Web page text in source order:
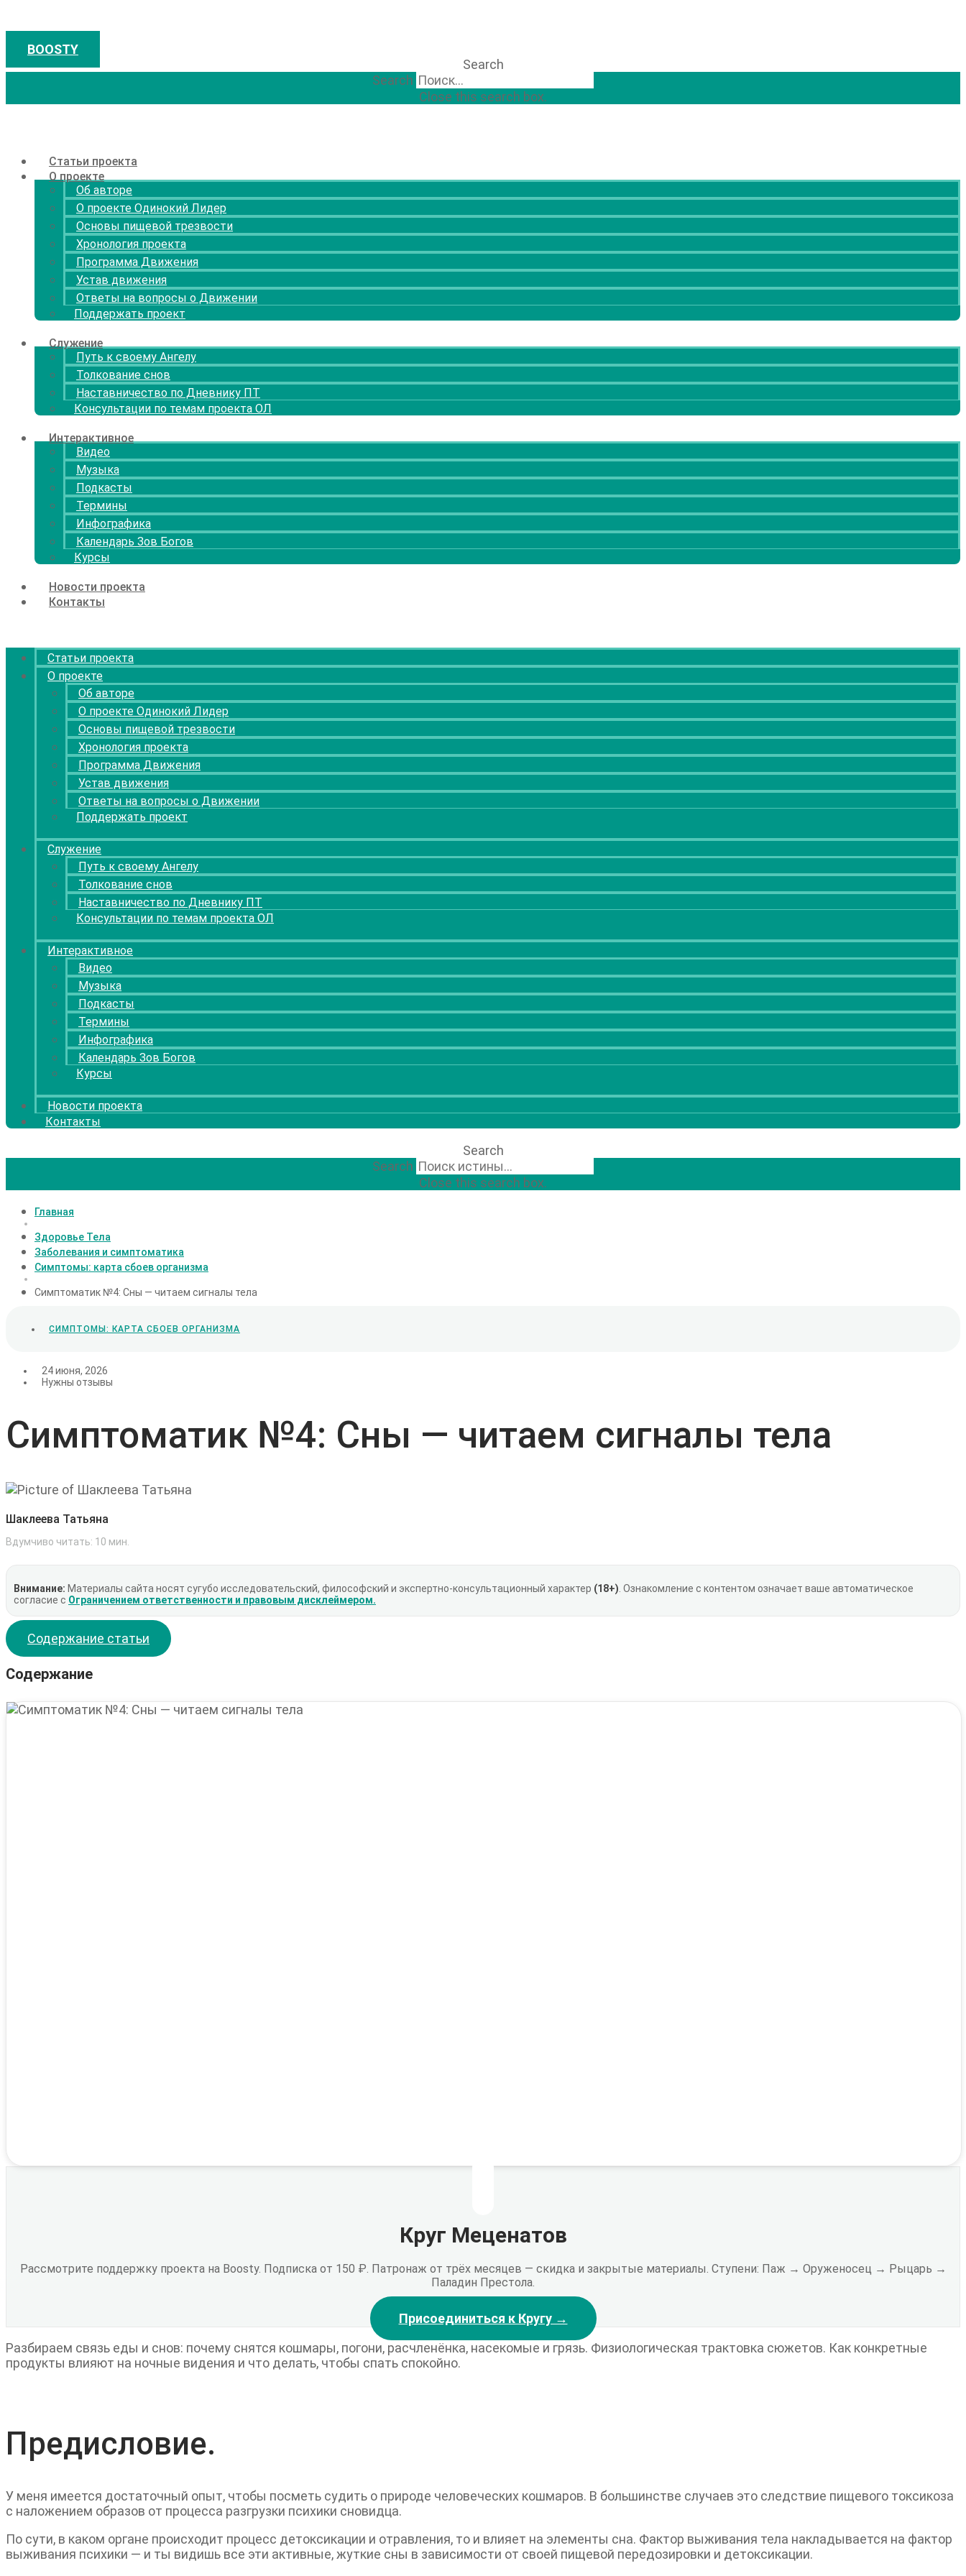
к
содержимому
BOOSTY
Search
Search
Close this search box.
Статьи проекта
О проекте
Об авторе
О проекте Одинокий Лидер
Основы пищевой трезвости
Хронология проекта
Программа Движения
Устав движения
Ответы на вопросы о Движении
Поддержать проект
Служение
Путь к своему Ангелу
Толкование снов
Наставничество по Дневнику ПТ
Консультации по темам проекта ОЛ
Интерактивное
Видео
Музыка
Подкасты
Термины
Инфографика
Календарь Зов Богов
Курсы
Новости проекта
Контакты
Статьи проекта
О проекте
Об авторе
О проекте Одинокий Лидер
Основы пищевой трезвости
Хронология проекта
Программа Движения
Устав движения
Ответы на вопросы о Движении
Поддержать проект
Служение
Путь к своему Ангелу
Толкование снов
Наставничество по Дневнику ПТ
Консультации по темам проекта ОЛ
Интерактивное
Видео
Музыка
Подкасты
Термины
Инфографика
Календарь Зов Богов
Курсы
Новости проекта
Контакты
Search
Search
Close this search box.
Главная
Здоровье Тела
Заболевания и симптоматика
Симптомы: карта сбоев организма
Симптоматик №4: Сны — читаем сигналы тела
СИМПТОМЫ: КАРТА СБОЕВ ОРГАНИЗМА
24 июня, 2026
Нужны отзывы
Симптоматик №4: Сны — читаем сигналы тела
Шаклеева Татьяна
Вдумчиво читать: 10 мин.
Внимание: Материалы сайта носят сугубо исследовательский, философский и экспертно-консультационный характер (18+) . Ознакомление с контентом означает ваше автоматическое
согласие с Ограничением ответственности и правовым дисклеймером.
Содержание статьи
Содержание
Круг Меценатов
Рассмотрите поддержку проекта на Boosty. Подписка от 150 ₽. Патронаж от трёх месяцев — скидка и закрытые материалы. Ступени: Паж → Оруженосец → Рыцарь →
Паладин Престола.
Присоединиться к Кругу →
Разбираем связь еды и снов: почему снятся кошмары, погони, расчленёнка, насекомые и грязь. Физиологическая трактовка сюжетов. Как конкретные
продукты влияют на ночные видения и что делать, чтобы спать спокойно.
Предисловие.
У меня имеется достаточный опыт, чтобы посметь судить о природе человеческих кошмаров. В большинстве случаев это следствие пищевого токсикоза
с наложением образов от процесса разгрузки психики сновидца.
По сути, в каком органе происходит процесс детоксикации и отравления, то и влияет на элементы сна. Фактор выживания тела накладывается на фактор
выживания психики — и ты видишь все эти активные, жуткие сны в зависимости от своей пищевой передозировки и детоксикации.